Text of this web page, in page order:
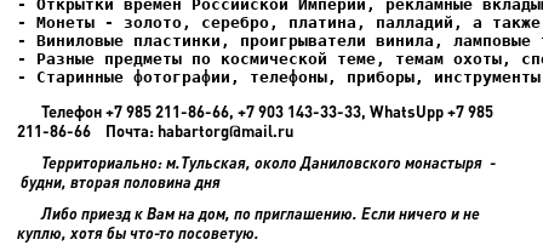
- Старинные фотографии, телефоны, приборы,
Телефон +7 985 211-86-66, +7 903 143-33-33, WhatsUpp +7 985
211-86-66 Почта: habartorg@mail.ru
Территориально: м.Тульская, около Даниловского монастыря -
будни, вторая половина дня
Либо приезд к Вам на дом, по приглашению. Если ничего и не
куплю, хотя бы что-то посоветую.